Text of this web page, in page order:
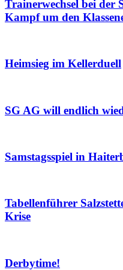
Trainerwechsel bei der
Kampf um den
Heimsieg im Kellerduell
SG AG will endlich
Samstagsspiel in
Tabellenführer
Krise
Derbytime!